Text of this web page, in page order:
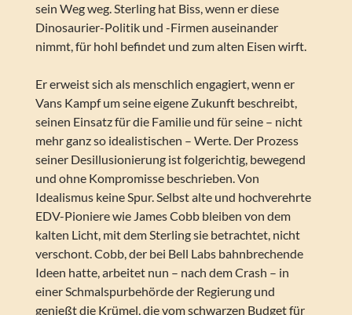
sein Weg weg. Sterling hat Biss, wenn er diese
Dinosaurier-Politik und -Firmen auseinander
nimmt, für hohl befindet und zum alten Eisen wirft.
Er erweist sich als menschlich engagiert, wenn er
Vans Kampf um seine eigene Zukunft beschreibt,
seinen Einsatz für die Familie und für seine – nicht
mehr ganz so idealistischen – Werte. Der Prozess
seiner Desillusionierung ist folgerichtig, bewegend
und ohne Kompromisse beschrieben. Von
Idealismus keine Spur. Selbst alte und hochverehrte
EDV-Pioniere wie James Cobb bleiben von dem
kalten Licht, mit dem Sterling sie betrachtet, nicht
verschont. Cobb, der bei Bell Labs bahnbrechende
Ideen hatte, arbeitet nun – nach dem Crash – in
einer Schmalspurbehörde der Regierung und
genießt die Krümel, die vom schwarzen Budget für